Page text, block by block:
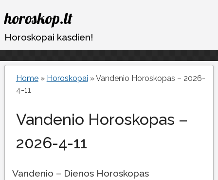
Eiti
prie
turinio
horoskop.lt
Horoskopai kasdien!
Home» Horoskopai »Vandenio Horoskopas – 2026-
4-11
Vandenio Horoskopas –
2026-4-11
Vandenio – Dienos Horoskopas